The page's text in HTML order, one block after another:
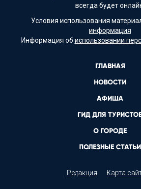
всегда будет
Условия использования
информация
Информация об использовании
ГЛАВНАЯ
НОВОСТИ
АФИША
ГИД ДЛЯ
О ГОРОДЕ
ПОЛЕЗНЫЕ СТАТЬИ
Редакция Карта